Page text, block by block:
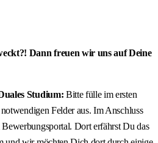
Dann freuen wir uns auf Deine
Studium: Bitte fülle im ersten
Felder aus. Im Anschluss
Dort erfährst Du das